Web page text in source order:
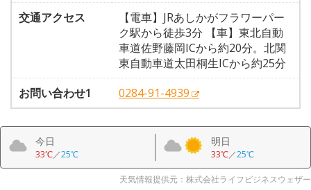
交通アクセス
【電車】JRあしかがフラワーパー
ク駅から徒歩3分 【車】東北自動
車道佐野藤岡ICから約20分。北関
東自動車道太田桐生ICから約25分
お問い合わせ1
0284-91-4939
今日
33℃／25℃
明日
33℃／25℃
天気情報提供元：株式会社ライフビジネスウェザー